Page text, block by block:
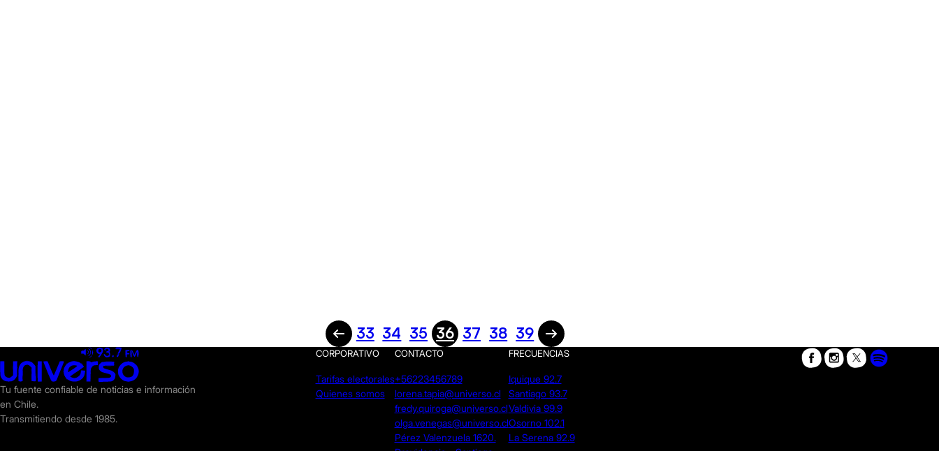
33 34 35 36 37 38 39
Tu fuente confiable de noticias e información
en Chile.
Transmitiendo desde 1985.
CORPORATIVO
Tarifas electorales
Quienes somos
CONTACTO
+56223456789
lorena.tapia@universo.cl
fredy.quiroga@universo.cl
olga.venegas@universo.cl
Pérez Valenzuela 1620.
FRECUENCIAS
Iquique 92.7
Santiago 93.7
Valdivia 99.9
Osorno 102.1
La Serena 92.9